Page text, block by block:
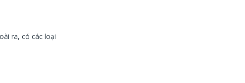
ra, có các loại